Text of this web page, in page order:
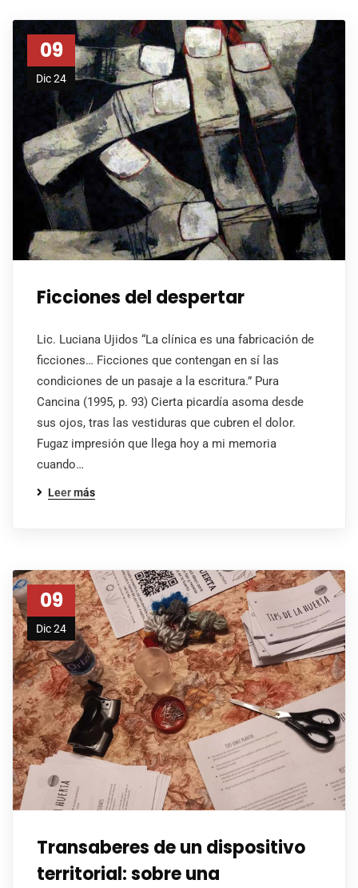
09
Dic 24
Ficciones del despertar
Lic. Luciana Ujidos “La clínica es una fabricación de
ficciones… Ficciones que contengan en sí las
condiciones de un pasaje a la escritura.” Pura
Cancina (1995, p. 93) Cierta picardía asoma desde
sus ojos, tras las vestiduras que cubren el dolor.
Fugaz impresión que llega hoy a mi memoria
cuando…
Leer más
09
Dic 24
Transaberes de un dispositivo
territorial: sobre una